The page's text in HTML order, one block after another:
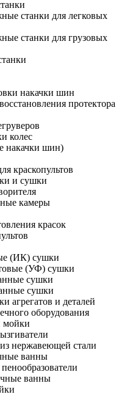
станки для легковых
станки для грузовых
накачки шин
протектора
колес
накачки шин)
краскопультов
и сушки
камеры
красок
(ИК) сушки
(УФ) сушки
сушки
сушки
агрегатов и деталей
оборудования
мойки
нержавеющей стали
ванны
ванны